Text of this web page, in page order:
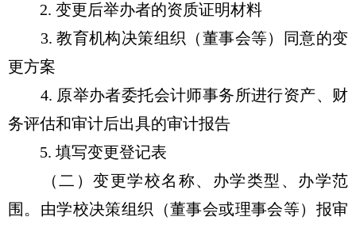
2. 变更后举办者的资质证明材料
3. 教育机构决策组织（董事会等）同意的变
更方案
4. 原举办者委托会计师事务所进行资产、财
务评估和审计后出具的审计报告
5. 填写变更登记表
（二）变更学校名称、办学类型、办学范
围。由学校决策组织（董事会或理事会等）报审